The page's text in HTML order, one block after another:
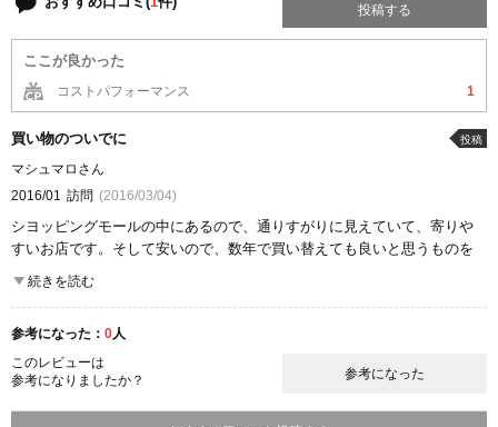
投稿する
ここが良かった
コストパフォーマンス 1
買い物のついでに 投稿
マシュマロさん
2016/01 訪問 (2016/03/04)
シヨッピングモールの中にあるので、通りすがりに見えていて、寄りや
すいお店です。そして安いので、数年で買い替えても良いと思うものを
気軽に買いやすいです。我が家のテーブルセットはここで買いました。
汚れて傷がついても短期で買い替えるつもりで一万円台のものにしまし
ここが良かった
コストパフォーマンス
続きを読む
参考になった： 0人
このレビューは
参考になりましたか？
参考になった